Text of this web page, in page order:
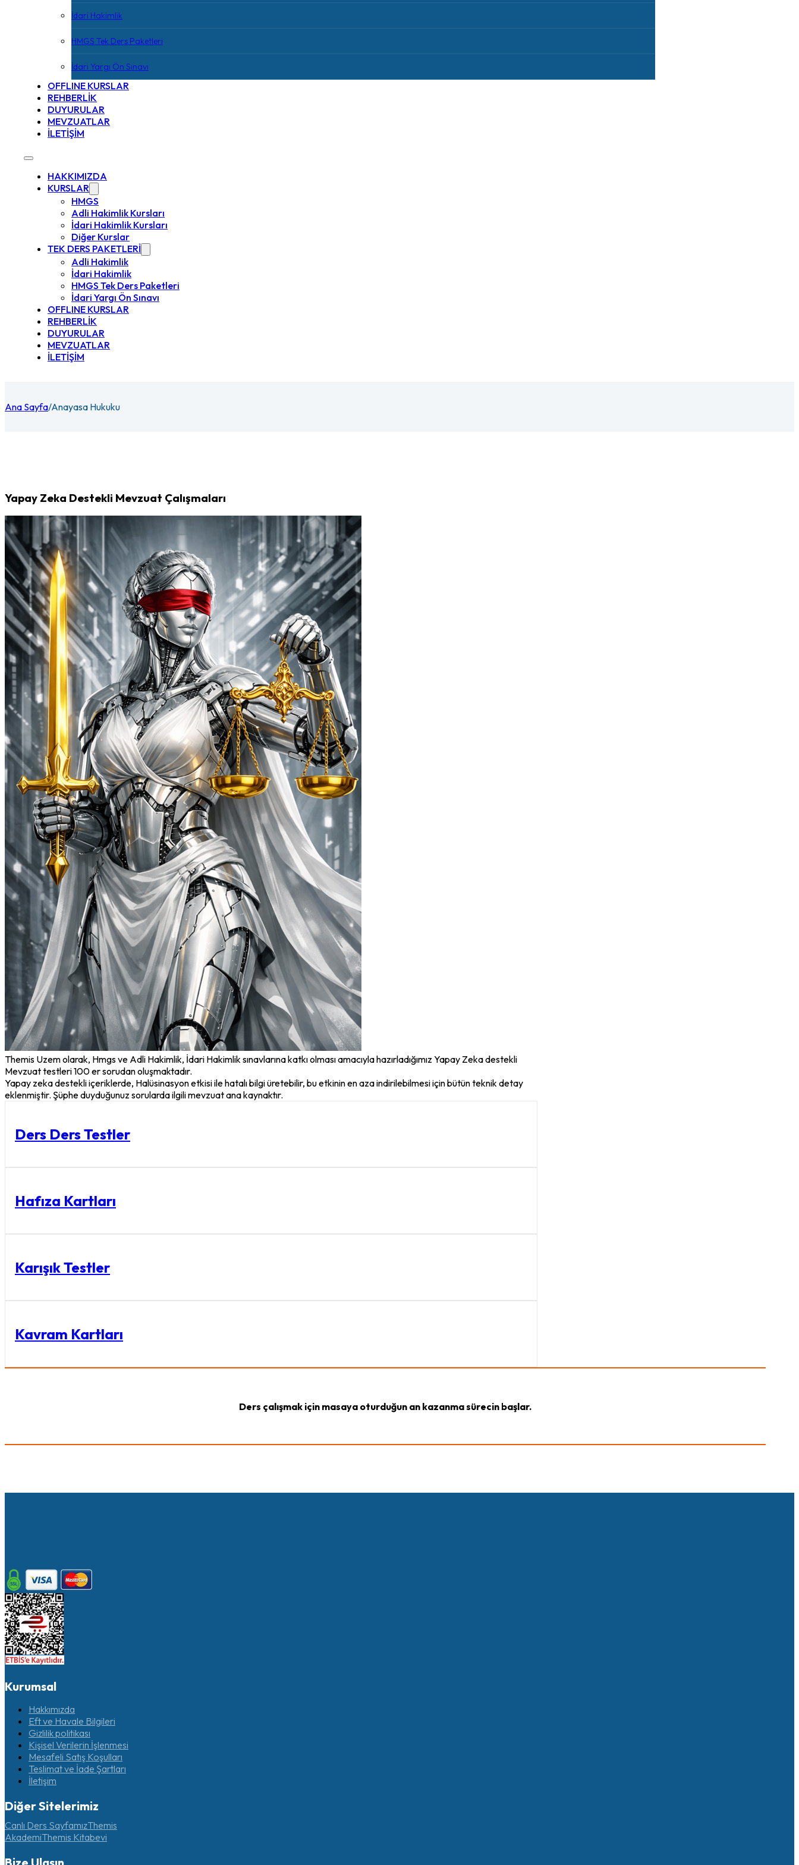
İdari Hakimlik
HMGS Tek Ders Paketleri
İdari Yargı Ön Sınavı
OFFLINE KURSLAR
REHBERLİK
DUYURULAR
MEVZUATLAR
İLETİŞİM
HAKKIMIZDA
KURSLAR
HMGS
Adli Hakimlik Kursları
İdari Hakimlik Kursları
Diğer Kurslar
TEK DERS PAKETLERİ
Adli Hakimlik
İdari Hakimlik
HMGS Tek Ders Paketleri
İdari Yargı Ön Sınavı
OFFLINE KURSLAR
REHBERLİK
DUYURULAR
MEVZUATLAR
İLETİŞİM
Ana Sayfa/Anayasa Hukuku
Yapay Zeka Destekli Mevzuat Çalışmaları
Themis Uzem olarak, Hmgs ve Adli Hakimlik, İdari Hakimlik sınavlarına katkı olması amacıyla hazırladığımız Yapay Zeka destekli
Mevzuat testleri 100 er sorudan oluşmaktadır.
Yapay zeka destekli içeriklerde, Halüsinasyon etkisi ile hatalı bilgi üretebilir, bu etkinin en aza indirilebilmesi için bütün teknik detay
eklenmiştir. Şüphe duyduğunuz sorularda ilgili mevzuat ana kaynaktır.
Ders Ders Testler
Hafıza Kartları
Karışık Testler
Kavram Kartları
Ders çalışmak için masaya oturduğun an kazanma sürecin başlar.
Kurumsal
Hakkımızda
Eft ve Havale Bilgileri
Gizlilik politikası
Kişisel Verilerin İşlenmesi
Mesafeli Satış Koşulları
Teslimat ve İade Şartları
İletişim
Diğer Sitelerimiz
Canlı Ders SayfamızThemis
AkademiThemis Kitabevi